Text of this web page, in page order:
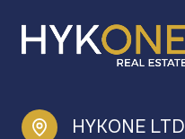
HYKONE LTD